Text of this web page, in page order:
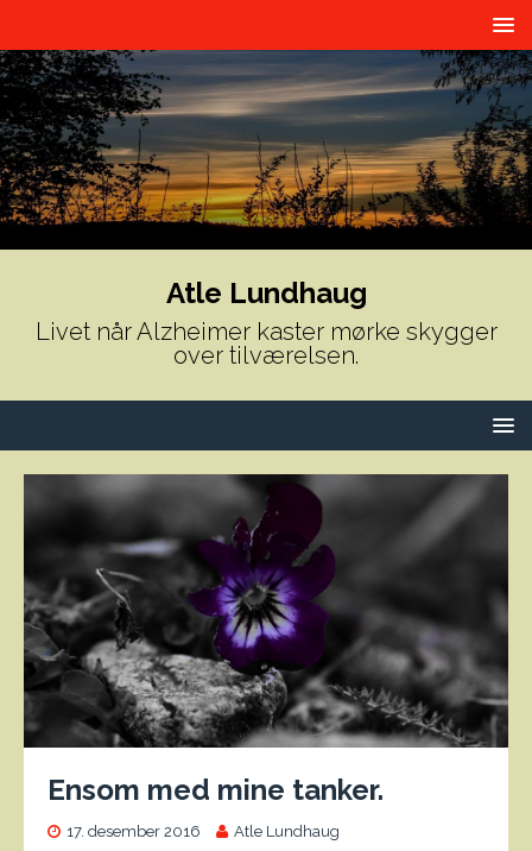
Atle Lundhaug
Livet når Alzheimer kaster mørke skygger
over tilværelsen.
Ensom med mine tanker.
17. desember 2016 Atle Lundhaug